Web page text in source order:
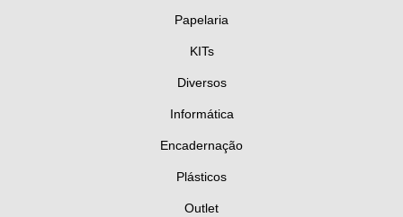
Papelaria
KITs
Diversos
Informática
Encadernação
Plásticos
Outlet